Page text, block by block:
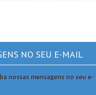
NO SEU E-MAIL
nossas mensagens no seu e-